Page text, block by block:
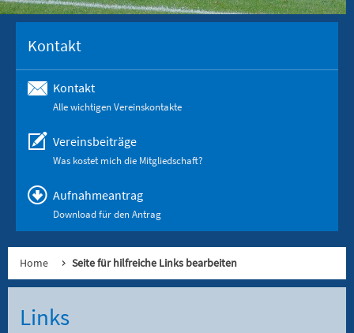
Kontakt
Kontakt
Alle wichtigen Vereinskontakte
Vereinsbeiträge
Was kostet mich die Mitgliedschaft?
Aufnahmeantrag
Download für den Antrag
Home Seite für hilfreiche Links bearbeiten
Links